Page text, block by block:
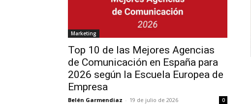
Marketing
Top 10 de las Mejores Agencias
de Comunicación en España para
2026 según la Escuela Europea de
Empresa
Belén Garmendiaz - 19 de julio de 2026 0